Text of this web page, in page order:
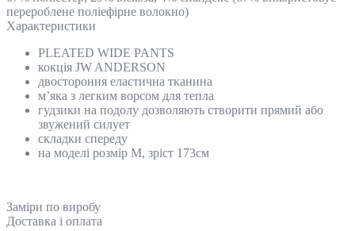
перероблене поліефірне волокно)
Характеристики
PLEATED WIDE PANTS
кокція JW ANDERSON
двостороння еластична тканина
м’яка з легким ворсом для тепла
гудзики на подолу дозволяють створити прямий або
звужений силует
складки спереду
на моделі розмір М, зріст 173см
Замiри по виробу
Доставка і оплата